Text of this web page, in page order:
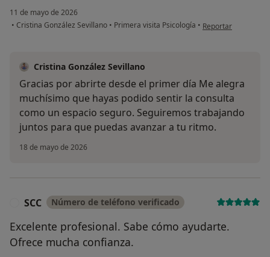
11 de mayo de 2026
• Cristina González Sevillano • Primera visita Psicología • en opinión del
Reportar
Cristina González Sevillano
Gracias por abrirte desde el primer día Me alegra
muchísimo que hayas podido sentir la consulta
como un espacio seguro. Seguiremos trabajando
juntos para que puedas avanzar a tu ritmo.
18 de mayo de 2026
SCC Número de teléfono verificado
Excelente profesional. Sabe cómo ayudarte.
Ofrece mucha confianza.